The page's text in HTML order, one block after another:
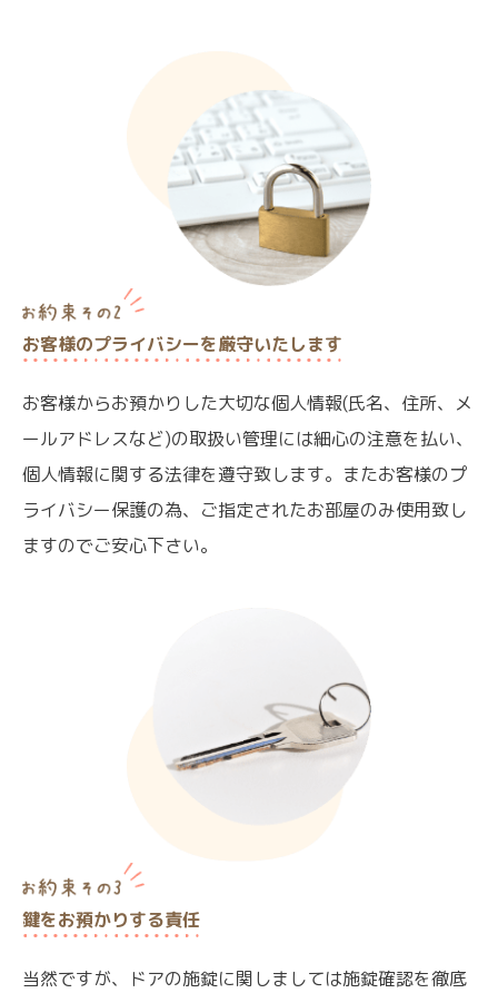
お客様のプライバシーを厳守いたします
お客様からお預かりした大切な個人情報(氏名、住所、メ
ールアドレスなど)の取扱い管理には細心の注意を払い、
個人情報に関する法律を遵守致します。またお客様のプ
ライバシー保護の為、ご指定されたお部屋のみ使用致し
ますのでご安心下さい。
鍵をお預かりする責任
当然ですが、ドアの施錠に関しましては施錠確認を徹底